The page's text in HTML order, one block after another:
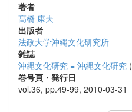
著者
髙橋 康夫
出版者
法政大学沖縄文化研究所
雑誌
沖縄文化研究 = 沖縄文化研究 (
巻号頁・発行日
vol.36, pp.49-99, 2010-03-31